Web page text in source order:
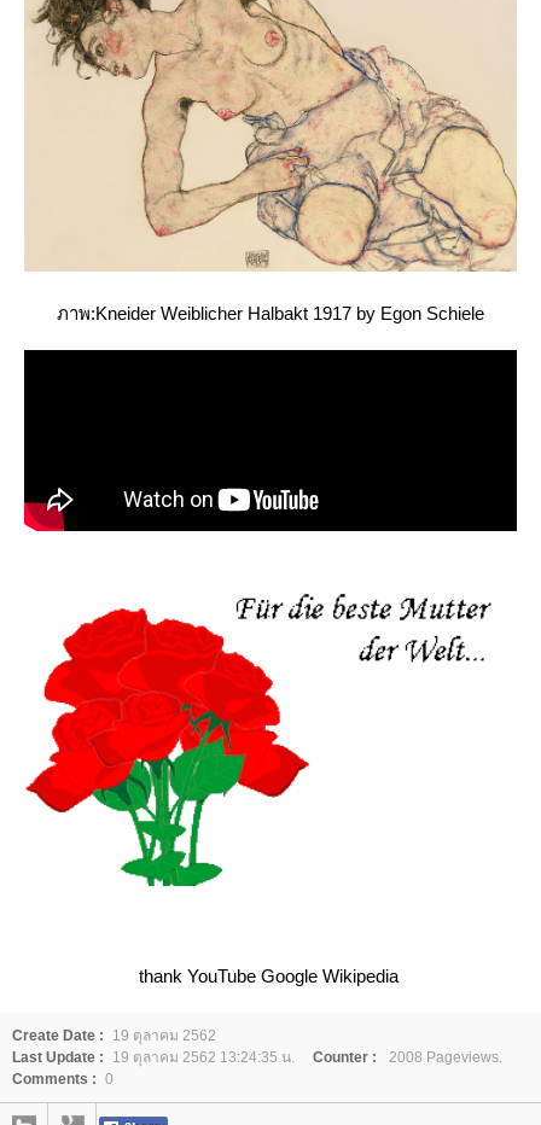
ภาพ:Kneider Weiblicher Halbakt 1917 by Egon Schiele
thank YouTube Google Wikipedia
Create Date :
19 ตุลาคม 2562
Last Update :
19 ตุลาคม 2562 13:24:35 น. Counter :
2008 Pageviews.
Comments : 0